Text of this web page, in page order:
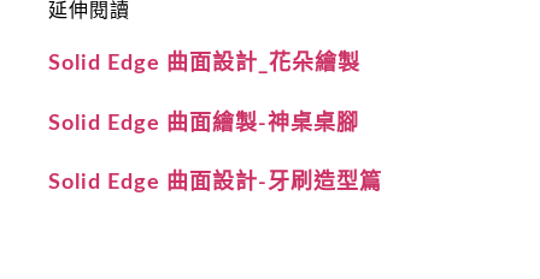
延伸閱讀
Solid Edge 曲面設計_花朵繪製
Solid Edge 曲面繪製-神桌桌腳
Solid Edge 曲面設計-牙刷造型篇